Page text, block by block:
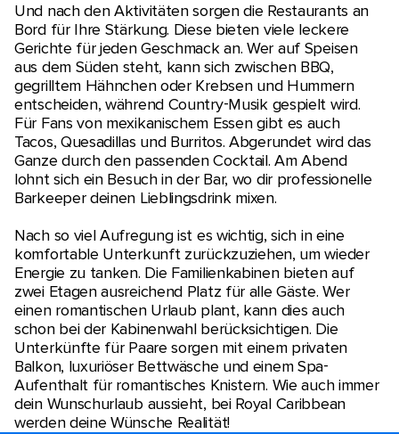
Und nach den Aktivitäten sorgen die Restaurants an
Bord für Ihre Stärkung. Diese bieten viele leckere
Gerichte für jeden Geschmack an. Wer auf Speisen
aus dem Süden steht, kann sich zwischen BBQ,
gegrilltem Hähnchen oder Krebsen und Hummern
entscheiden, während Country-Musik gespielt wird.
Für Fans von mexikanischem Essen gibt es auch
Tacos, Quesadillas und Burritos. Abgerundet wird das
Ganze durch den passenden Cocktail. Am Abend
lohnt sich ein Besuch in der Bar, wo dir professionelle
Barkeeper deinen Lieblingsdrink mixen.
Nach so viel Aufregung ist es wichtig, sich in eine
komfortable Unterkunft zurückzuziehen, um wieder
Energie zu tanken. Die Familienkabinen bieten auf
zwei Etagen ausreichend Platz für alle Gäste. Wer
einen romantischen Urlaub plant, kann dies auch
schon bei der Kabinenwahl berücksichtigen. Die
Unterkünfte für Paare sorgen mit einem privaten
Balkon, luxuriöser Bettwäsche und einem Spa-
Aufenthalt für romantisches Knistern. Wie auch immer
dein Wunschurlaub aussieht, bei Royal Caribbean
werden deine Wünsche Realität!